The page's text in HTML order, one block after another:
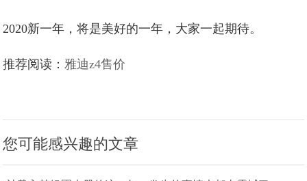
2020新一年，将是美好的一年，大家一起期待。
推荐阅读：雅迪z4售价
您可能感兴趣的文章